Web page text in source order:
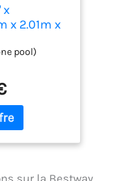
x
x 2.01m x
pool)